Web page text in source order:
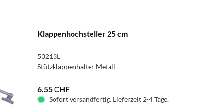
Klappenhochsteller 25 cm
53213L
Stützklappenhalter Metall
6.55 CHF
Sofort versandfertig. Lieferzeit 2-4 Tage.